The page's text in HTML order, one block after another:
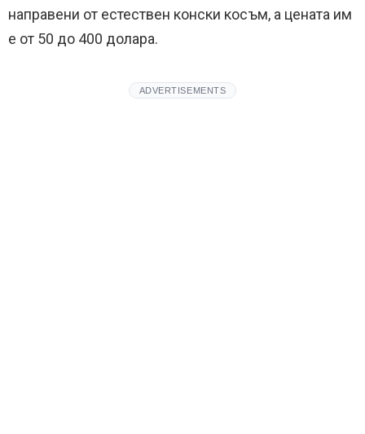
направени от естествен конски косъм, а цената им
е от 50 до 400 долара.
ADVERTISEMENTS